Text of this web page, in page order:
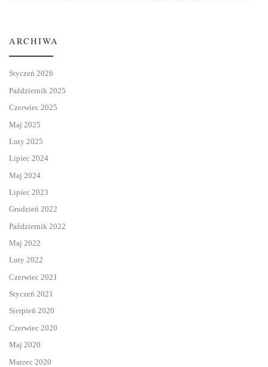
ARCHIWA
Styczeń 2026
Październik 2025
Czerwiec 2025
Maj 2025
Luty 2025
Lipiec 2024
Maj 2024
Lipiec 2023
Grudzień 2022
Październik 2022
Maj 2022
Luty 2022
Czerwiec 2021
Styczeń 2021
Sierpień 2020
Czerwiec 2020
Maj 2020
Marzec 2020